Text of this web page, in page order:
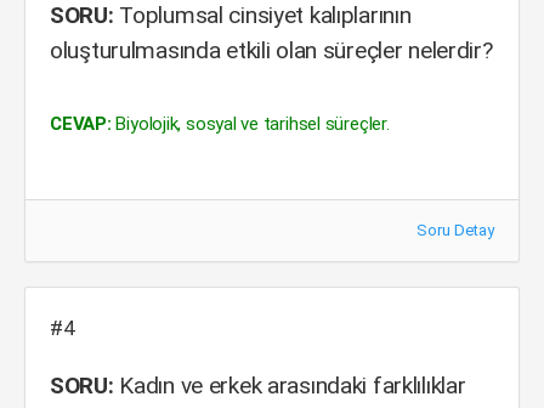
SORU: Toplumsal cinsiyet kalıplarının
oluşturulmasında etkili olan süreçler nelerdir?
CEVAP: Biyolojik, sosyal ve tarihsel süreçler.
Soru Detay
#4
SORU: Kadın ve erkek arasındaki farklılıklar